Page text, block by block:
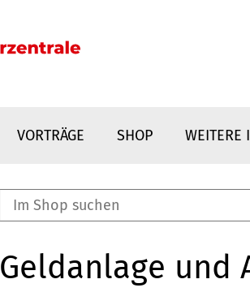
VORTRÄGE SHOP WEITERE
Geldanlage und